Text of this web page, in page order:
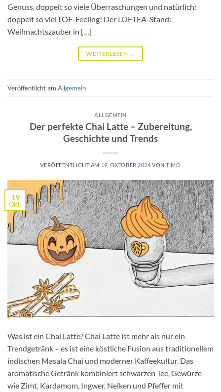
Genuss, doppelt so viele Überraschungen und natürlich:
doppelt so viel LOF-Feeling! Der LOFTEA-Stand:
Weihnachtszauber in […]
WEITERLESEN →
Veröffentlicht am Allgemein
ALLGEMEIN
Der perfekte Chai Latte – Zubereitung,
Geschichte und Trends
VERÖFFENTLICHT AM 19. OKTOBER 2024 VONTIMO
19
Okt.
Was ist ein Chai Latte? Chai Latte ist mehr als nur ein
Trendgetränk – es ist eine köstliche Fusion aus traditionellem
indischen Masala Chai und moderner Kaffeekultur. Das
aromatische Getränk kombiniert schwarzen Tee, Gewürze
wie Zimt, Kardamom, Ingwer, Nelken und Pfeffer mit